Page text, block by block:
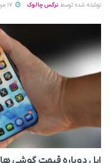
نوشته شده توسط نرگس چالوک
اپل دوباره قیمت‌ گوشی ها